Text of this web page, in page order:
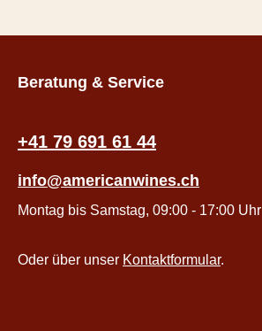
Beratung & Service
+41 79 691 61 44
info@americanwines.ch
Montag bis Samstag, 09:00 - 17:00 Uhr
Oder über unser Kontaktformular.